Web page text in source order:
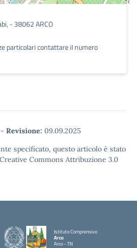
- 38062 ARCO
particolari contattare il numero
- Revisione: 09.09.2025
specificato, questo articolo è stato
Commons Attribuzione 3.0
Istituto Comprensivo
Arco
Arco - TN